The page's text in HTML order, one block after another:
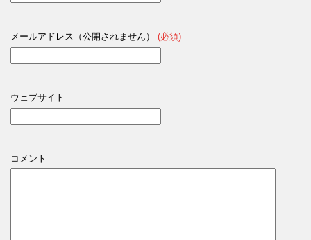
メールアドレス（公開されません） (必須)
ウェブサイト
コメント